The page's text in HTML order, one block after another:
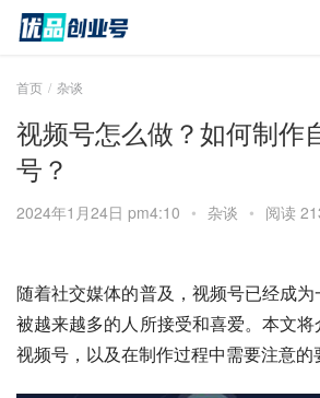
首页 杂谈
视频号怎么做？如何制作
号？
2024年1月24日 pm4:10 • 杂谈 • 阅读
随着社交媒体的普及，视频号已经成为
被越来越多的人所接受和喜爱。本文
视频号，以及在制作过程中需要注意的